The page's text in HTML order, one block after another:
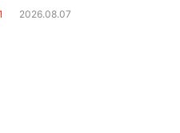
2026.08.07